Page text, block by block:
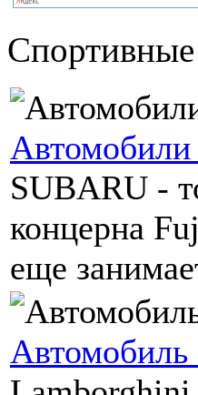
Спортивные
SUBARU -
концерна
еще